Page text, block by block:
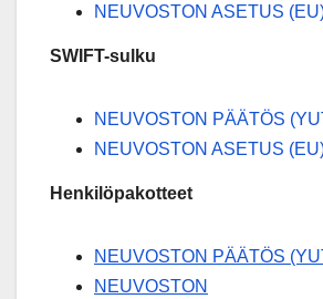
NEUVOSTON ASETUS
SWIFT-sulku
NEUVOSTON PÄÄTÖS
NEUVOSTON ASETUS
Henkilöpakotteet
NEUVOSTON PÄÄTÖS
NEUVOSTON